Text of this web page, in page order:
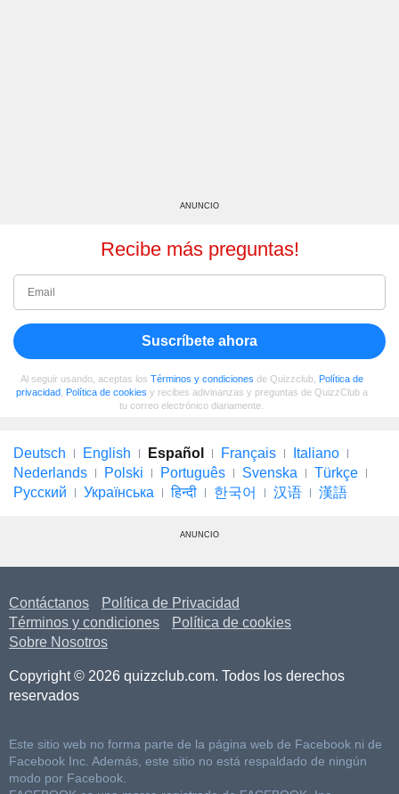
ANUNCIO
Recibe más preguntas!
Suscríbete ahora
Al seguir usando, aceptas los Términos y condiciones de Quizzclub, Política de
privacidad, Política de cookies y recibes adivinanzas y preguntas de QuizzClub a
tu correo electrónico diariamente.
Deutsch English Español Français
Italiano
Nederlands
Polski Português Svenska
Türkçe
Русский
Українська हिन्दी 한국어 汉语 漢語
ANUNCIO
Contáctanos
Política de Privacidad
Términos y condiciones
Política de cookies
Sobre Nosotros
Copyright © 2026 quizzclub.com. Todos los derechos
reservados
Este sitio web no forma parte de la página web de Facebook ni de
Facebook Inc. Además, este sitio no está respaldado de ningún
modo por Facebook.